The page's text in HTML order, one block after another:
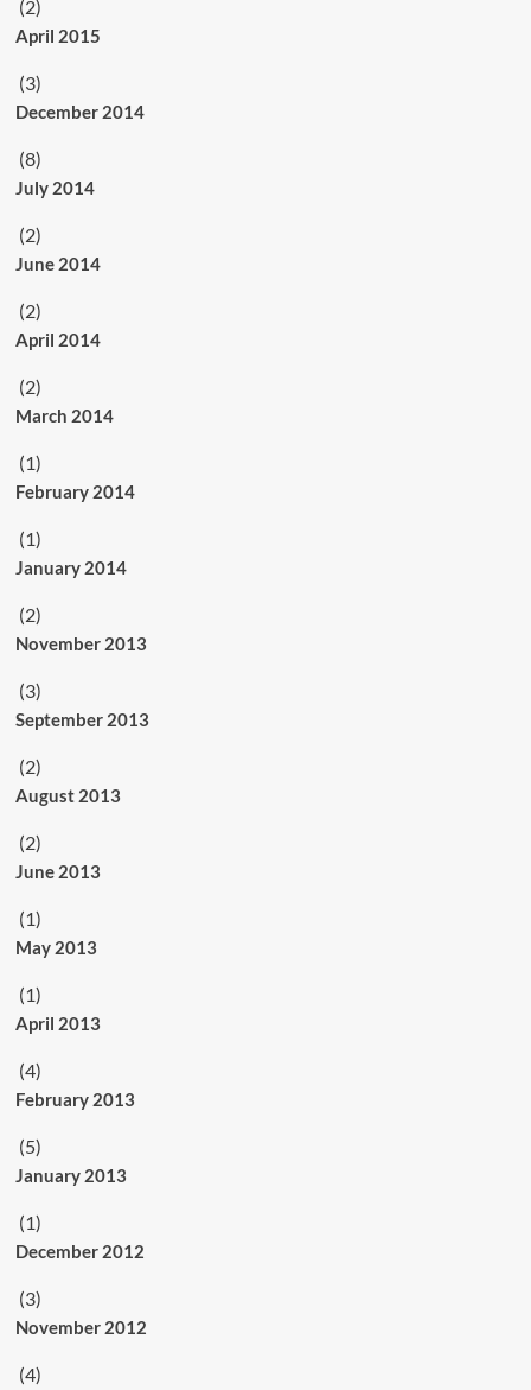
(2)
April 2015
(3)
December 2014
(8)
July 2014
(2)
June 2014
(2)
April 2014
(2)
March 2014
(1)
February 2014
(1)
January 2014
(2)
November 2013
(3)
September 2013
(2)
August 2013
(2)
June 2013
(1)
May 2013
(1)
April 2013
(4)
February 2013
(5)
January 2013
(1)
December 2012
(3)
November 2012
(4)